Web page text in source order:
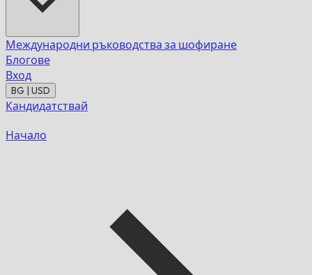
Международни ръководства за шофиране
Блогове
Вход
BG | USD
Кандидатствай
Начало